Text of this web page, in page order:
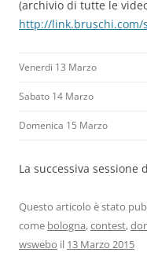
(archivio di tutte le
http://link.bruschi.com/
Venerdi 13 Marzo
Sabato 14 Marzo
Domenica 15 Marzo
La successiva sessione
Questo articolo è stato
come bologna,contest,
wswebo il 13 Marzo 2015